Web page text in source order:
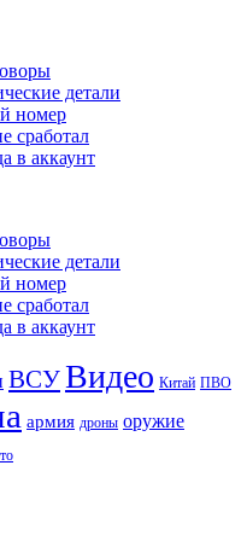
детали
номер
сработал
в аккаунт
детали
номер
сработал
в аккаунт
ВСУВидео Китай ПВО
армия дроны оружие